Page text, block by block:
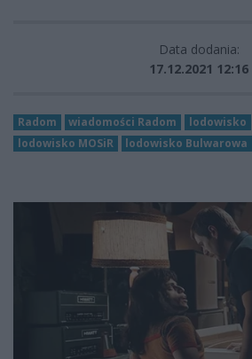
Data dodania:
17.12.2021 12:16
Radom wiadomości Radom lodowisko
lodowisko MOSiR
lodowisko Bulwarowa